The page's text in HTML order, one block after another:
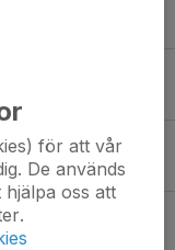
för att vår
De används
oss att